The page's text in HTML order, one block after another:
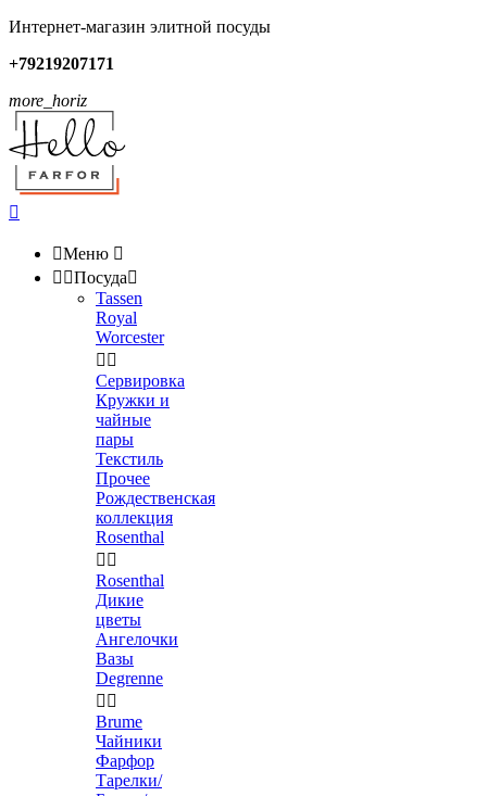
Интернет-магазин элитной посуды
+79219207171
more_horiz

Меню 
 Посуда
Tassen
Royal
Worcester
 
Сервировка
Кружки и
чайные
пары
Текстиль
Прочее
Рождественская
коллекция
Rosenthal
 
Rosenthal
Дикие
цветы
Ангелочки
Вазы
Degrenne
 
Brume
Чайники
Фарфор
Тарелки/